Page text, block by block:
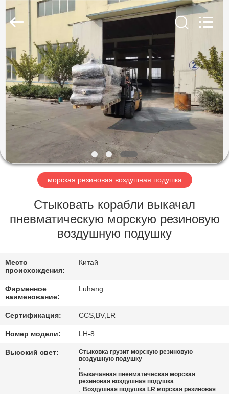
ДОМОЙ
ПРОДУКТЫ
НАС
ЭКСКУРСИЯ
ЗАВОДУ
КОНТРОЛЬ
СВЯЖИТЕСЬ
С
НАМИ
ЗАПРОСИТЕ
Airbag
Fender
Rights
Reserved.
морская резиновая воздушная подушка
Стыковать корабли выкачал
пневматическую морскую резиновую
воздушную подушку
Место
происхождения:
Китай
Фирменное
наименование:
Luhang
Сертификация: CCS,BV,LR
Номер модели: LH-8
Высокий свет:
Стыковка грузит морскую резиновую
воздушную подушку
,
Выкачанная пневматическая морская
резиновая воздушная подушка
,Воздушная подушка LR морская резиновая